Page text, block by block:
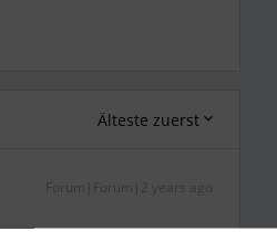
Älteste zuerst
Forum|Forum|2 years ago